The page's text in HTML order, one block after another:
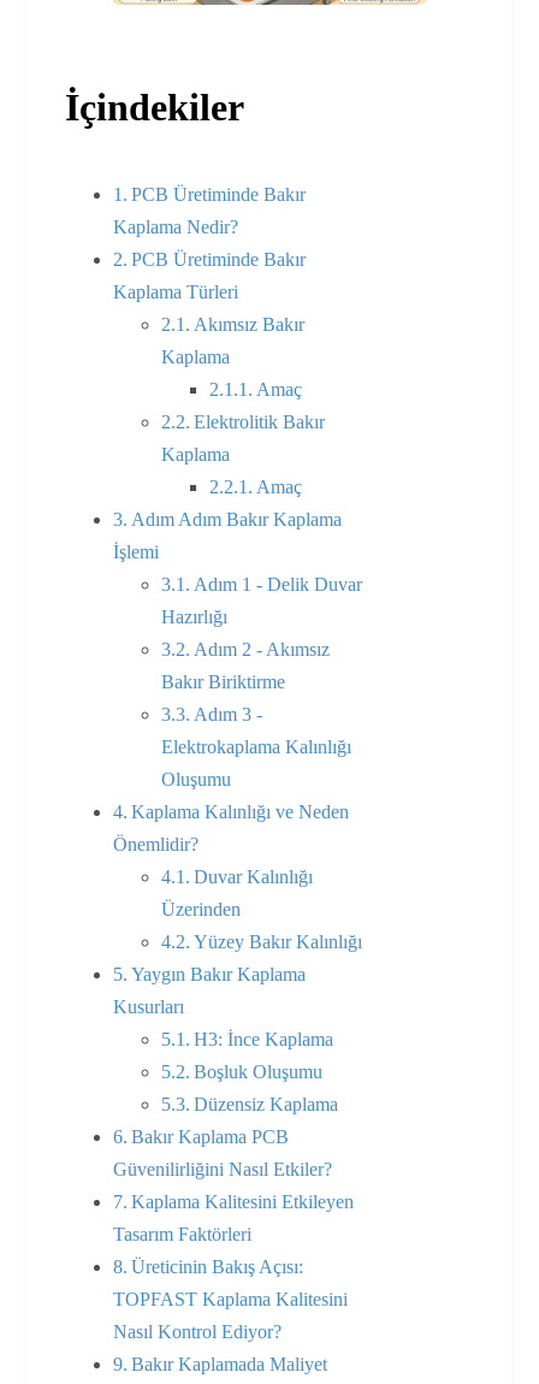
İçindekiler
PCB Üretiminde Bakır
Kaplama Nedir?
PCB Üretiminde Bakır
Kaplama Türleri
Akımsız Bakır
Kaplama
Amaç
Elektrolitik Bakır
Kaplama
Amaç
Adım Adım Bakır Kaplama
İşlemi
Adım 1 - Delik Duvar
Hazırlığı
Adım 2 - Akımsız
Bakır Biriktirme
Adım 3 -
Elektrokaplama Kalınlığı
Oluşumu
Kaplama Kalınlığı ve Neden
Önemlidir?
Duvar Kalınlığı
Üzerinden
Yüzey Bakır Kalınlığı
Yaygın Bakır Kaplama
Kusurları
H3: İnce Kaplama
Boşluk Oluşumu
Düzensiz Kaplama
Bakır Kaplama PCB
Güvenilirliğini Nasıl Etkiler?
Kaplama Kalitesini Etkileyen
Tasarım Faktörleri
Üreticinin Bakış Açısı:
TOPFAST Kaplama Kalitesini
Nasıl Kontrol Ediyor?
Bakır Kaplamada Maliyet